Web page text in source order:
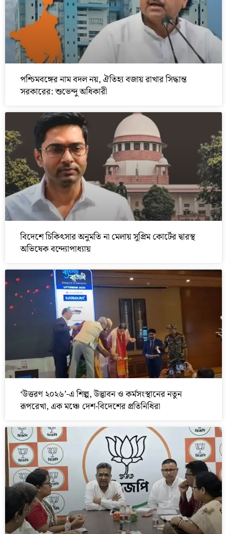
পশ্চিমবঙ্গের নাম বদল নয়, ঐতিহ্য বজায় রাখার সিদ্ধান্ত
সরকারের: শুভেন্দু অধিকারী
বিদেশে চিকিৎসার অনুমতি না মেলায় সুপ্রিম কোর্টের দ্বারস্থ
অভিষেক বন্দ্যোপাধ্যায়
‘উত্তরণ ২০২৬’-এ শিল্প, উদ্ভাবন ও কর্মসংস্থানের নতুন
রূপরেখা, এক মঞ্চে দেশ-বিদেশের প্রতিনিধিরা